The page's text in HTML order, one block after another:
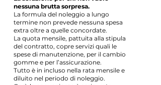
nessuna brutta sorpresa.
La formula del noleggio a lungo
termine non prevede nessuna spesa
extra oltre a quelle concordate.
La quota mensile, pattuita alla stipula
del contratto, copre servizi quali le
spese di manutenzione, per il cambio
gomme e per l’assicurazione.
Tutto è in incluso nella rata mensile e
diluito nel periodo di noleggio.